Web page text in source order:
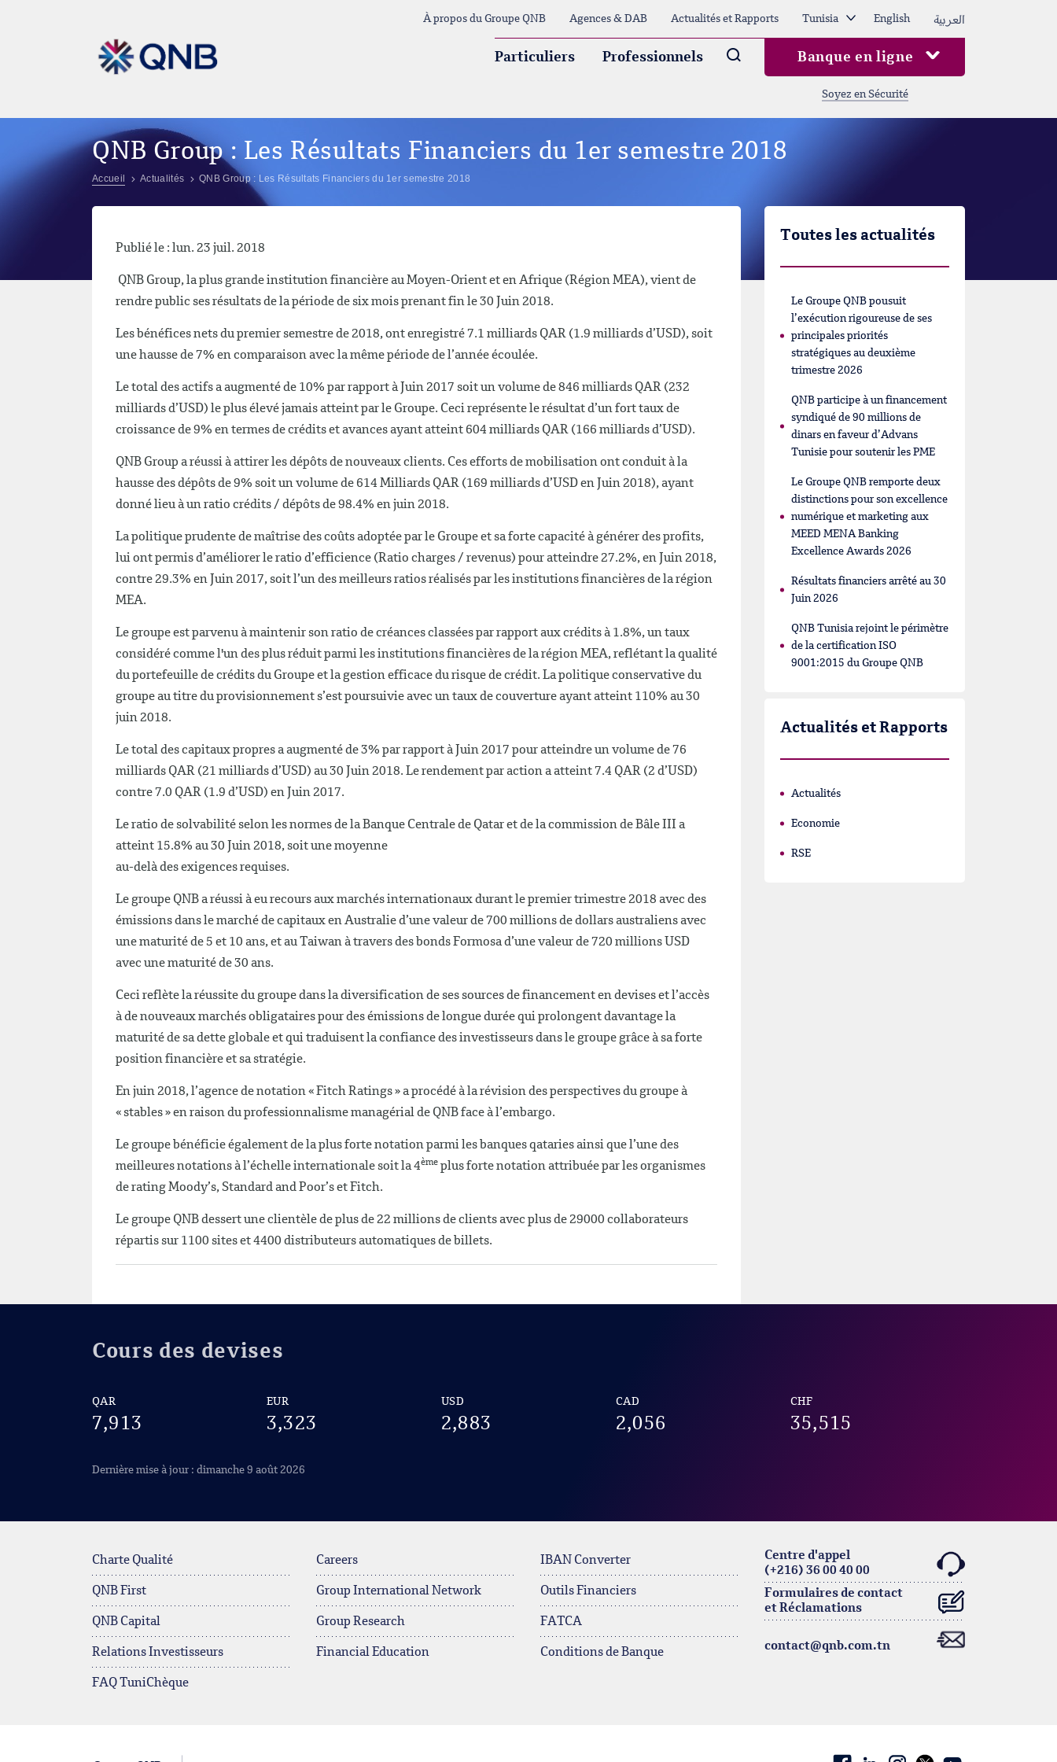
À propos du Groupe QNB Agences & DAB Actualités et Rapports Tunisia English العربية
Particuliers Professionnels Arama Banque en ligne
Soyez en Sécurité
QNB Group : Les Résultats Financiers du 1er semestre 2018
Accueil Actualités QNB Group : Les Résultats Financiers du 1er semestre 2018
Publié le : lun. 23 juil. 2018
QNB Group, la plus grande institution financière au Moyen-Orient et en Afrique (Région MEA), vient de
rendre public ses résultats de la période de six mois prenant fin le 30 Juin 2018.
Les bénéfices nets du premier semestre de 2018, ont enregistré 7.1 milliards QAR (1.9 milliards d’USD), soit
une hausse de 7% en comparaison avec la même période de l’année écoulée.
Le total des actifs a augmenté de 10% par rapport à Juin 2017 soit un volume de 846 milliards QAR (232
milliards d’USD) le plus élevé jamais atteint par le Groupe. Ceci représente le résultat d’un fort taux de
croissance de 9% en termes de crédits et avances ayant atteint 604 milliards QAR (166 milliards d’USD).
QNB Group a réussi à attirer les dépôts de nouveaux clients. Ces efforts de mobilisation ont conduit à la
hausse des dépôts de 9% soit un volume de 614 Milliards QAR (169 milliards d’USD en Juin 2018), ayant
donné lieu à un ratio crédits / dépôts de 98.4% en juin 2018.
La politique prudente de maîtrise des coûts adoptée par le Groupe et sa forte capacité à générer des profits,
lui ont permis d’améliorer le ratio d’efficience (Ratio charges / revenus) pour atteindre 27.2%, en Juin 2018,
contre 29.3% en Juin 2017, soit l’un des meilleurs ratios réalisés par les institutions financières de la région
MEA.
Le groupe est parvenu à maintenir son ratio de créances classées par rapport aux crédits à 1.8%, un taux
considéré comme l'un des plus réduit parmi les institutions financières de la région MEA, reflétant la qualité
du portefeuille de crédits du Groupe et la gestion efficace du risque de crédit. La politique conservative du
groupe au titre du provisionnement s’est poursuivie avec un taux de couverture ayant atteint 110% au 30
juin 2018.
Le total des capitaux propres a augmenté de 3% par rapport à Juin 2017 pour atteindre un volume de 76
milliards QAR (21 milliards d’USD) au 30 Juin 2018. Le rendement par action a atteint 7.4 QAR (2 d’USD)
contre 7.0 QAR (1.9 d’USD) en Juin 2017.
Le ratio de solvabilité selon les normes de la Banque Centrale de Qatar et de la commission de Bâle III a
atteint 15.8% au 30 Juin 2018, soit une moyenne
au-delà des exigences requises.
Le groupe QNB a réussi à eu recours aux marchés internationaux durant le premier trimestre 2018 avec des
émissions dans le marché de capitaux en Australie d’une valeur de 700 millions de dollars australiens avec
une maturité de 5 et 10 ans, et au Taiwan à travers des bonds Formosa d’une valeur de 720 millions USD
avec une maturité de 30 ans.
Ceci reflète la réussite du groupe dans la diversification de ses sources de financement en devises et l’accès
à de nouveaux marchés obligataires pour des émissions de longue durée qui prolongent davantage la
maturité de sa dette globale et qui traduisent la confiance des investisseurs dans le groupe grâce à sa forte
position financière et sa stratégie.
En juin 2018, l’agence de notation « Fitch Ratings » a procédé à la révision des perspectives du groupe à
« stables » en raison du professionnalisme managérial de QNB face à l’embargo.
Le groupe bénéficie également de la plus forte notation parmi les banques qataries ainsi que l’une des
meilleures notations à l’échelle internationale soit la 4ème plus forte notation attribuée par les organismes
de rating Moody’s, Standard and Poor’s et Fitch.
Le groupe QNB dessert une clientèle de plus de 22 millions de clients avec plus de 29000 collaborateurs
répartis sur 1100 sites et 4400 distributeurs automatiques de billets.
Toutes les actualités
Le Groupe QNB pousuit
l’exécution rigoureuse de ses
principales priorités
stratégiques au deuxième
trimestre 2026
QNB participe à un financement
syndiqué de 90 millions de
dinars en faveur d’Advans
Tunisie pour soutenir les PME
Le Groupe QNB remporte deux
distinctions pour son excellence
numérique et marketing aux
MEED MENA Banking
Excellence Awards 2026
Résultats financiers arrêté au 30
Juin 2026
QNB Tunisia rejoint le périmètre
de la certification ISO
9001:2015 du Groupe QNB
Actualités et Rapports
Actualités
Economie
RSE
Cours des devises
QAR
7,913
EUR
3,323
USD
2,883
CAD
2,056
CHF
35,515
Dernière mise à jour : dimanche 9 août 2026
Charte Qualité
QNB First
QNB Capital
Relations Investisseurs
FAQ TuniChèque
Careers
Group International Network
Group Research
Financial Education
IBAN Converter
Outils Financiers
FATCA
Conditions de Banque
Centre d'appel
(+216) 36 00 40 00
Formulaires de contact
et Réclamations
contact@qnb.com.tn